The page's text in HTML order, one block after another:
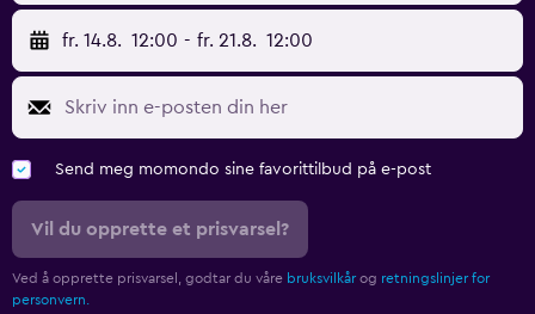
fr. 14.8. 12:00 - fr. 21.8. 12:00
Send meg momondo sine favorittilbud på e-post
Vil du opprette et prisvarsel?
Ved å opprette prisvarsel, godtar du våre bruksvilkår og retningslinjer for
personvern.